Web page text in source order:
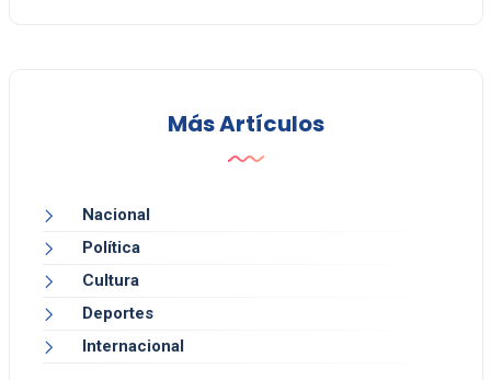
Más Artículos
Nacional
Política
Cultura
Deportes
Internacional